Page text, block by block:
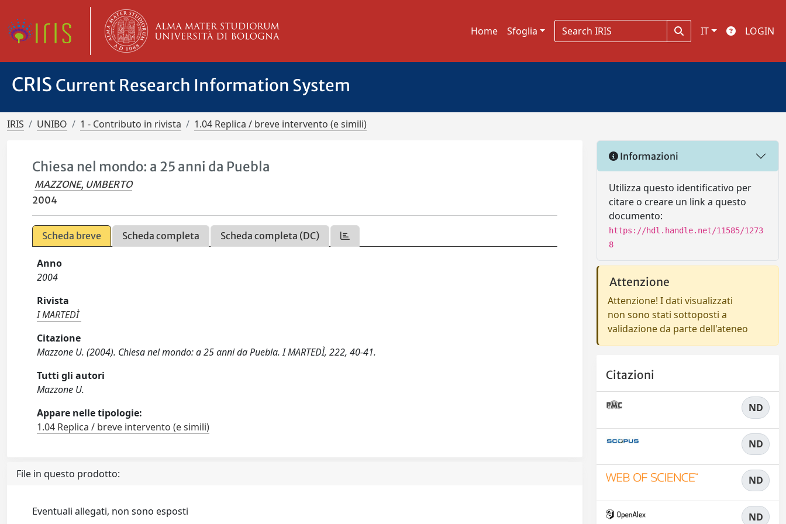
Home Sfoglia IT LOGIN
CRIS Current Research Information System
IRIS UNIBO 1 - Contributo in rivista 1.04 Replica / breve intervento (e simili)
Chiesa nel mondo: a 25 anni da Puebla
MAZZONE, UMBERTO
2004
Scheda breve Scheda completa Scheda completa (DC)
Anno
2004
Rivista
I MARTEDÌ
Citazione
Mazzone U. (2004). Chiesa nel mondo: a 25 anni da Puebla. I MARTEDÌ, 222, 40-41.
Tutti gli autori
Mazzone U.
Appare nelle tipologie:
1.04 Replica / breve intervento (e simili)
File in questo prodotto:
Eventuali allegati, non sono esposti
Informazioni
Utilizza questo identificativo per
citare o creare un link a questo
documento:
https://hdl.handle.net/11585/1273
8
Attenzione
Attenzione! I dati visualizzati
non sono stati sottoposti a
validazione da parte dell'ateneo
Citazioni
ND
ND
ND
ND